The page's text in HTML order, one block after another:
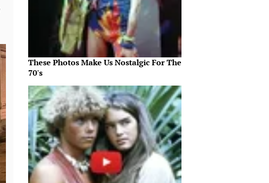
These Photos Make Us Nostalgic For The
70's